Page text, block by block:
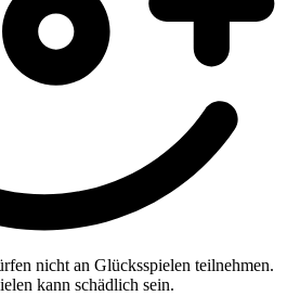
nicht an Glücksspielen teilnehmen.
kann schädlich sein.